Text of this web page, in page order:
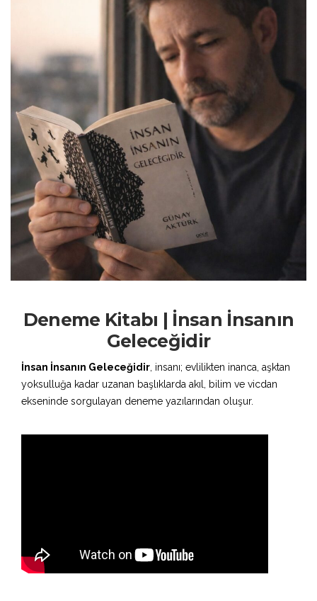
Deneme Kitabı | İnsan İnsanın
Geleceğidir
İnsan İnsanın Geleceğidir , insanı; evlilikten inanca, aşktan
yoksulluğa kadar uzanan başlıklarda akıl, bilim ve vicdan
ekseninde sorgulayan deneme yazılarından oluşur.